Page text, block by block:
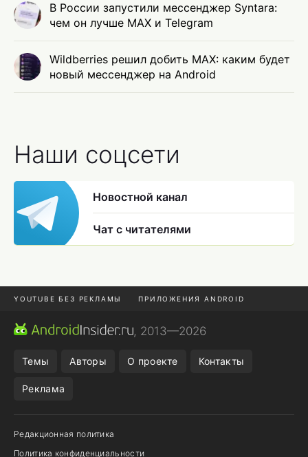
В России запустили мессенджер Syntara:
чем он лучше MAX и Telegram
Wildberries решил добить MAX: каким будет
новый мессенджер на Android
Наши соцсети
Новостной канал
Чат с читателями
YOUTUBE БЕЗ РЕКЛАМЫ ПРИЛОЖЕНИЯ ANDROID
МЕССЕНДЖЕРЫ ONE UI 8.5
, 2013—2026
Темы Авторы О проекте Контакты
Реклама
Редакционная политика
Политика конфиденциальности